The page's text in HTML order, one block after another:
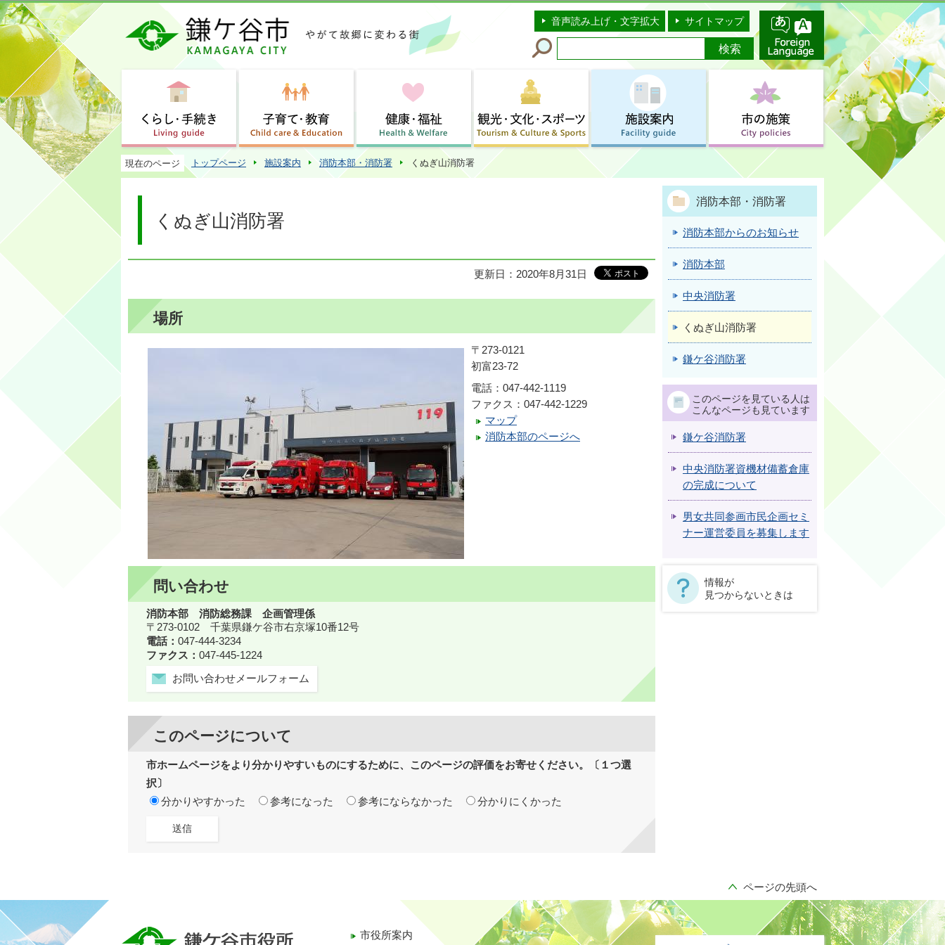
このページの本文へ移動
音声読み上げ・文字拡大 サイトマップ
現在のページ トップページ 施設案内 消防本部・消防署 くぬぎ山消防署
くぬぎ山消防署
更新日：2020年8月31日
場所
〒273-0121
初富23-72
電話：047-442-1119
ファクス：047-442-1229
マップ
消防本部のページへ
問い合わせ
消防本部 消防総務課 企画管理係
〒273-0102 千葉県鎌ケ谷市右京塚10番12号
電話： 047-444-3234
ファクス： 047-445-1224
お問い合わせメールフォーム
このページについて
市ホームページをより分かりやすいものにするために、このページの評価をお寄せください。〔１つ選
択〕
分かりやすかった
参考になった 参考にならなかった 分かりにくかった
消防本部・消防署
消防本部からのお知らせ
消防本部
中央消防署
くぬぎ山消防署
鎌ケ谷消防署
このページを見ている人は
こんなページも見ています
鎌ケ谷消防署
中央消防署資機材備蓄倉庫
の完成について
男女共同参画市民企画セミ
ナー運営委員を募集します
情報が
見つからないときは
ページの先頭へ
市役所案内